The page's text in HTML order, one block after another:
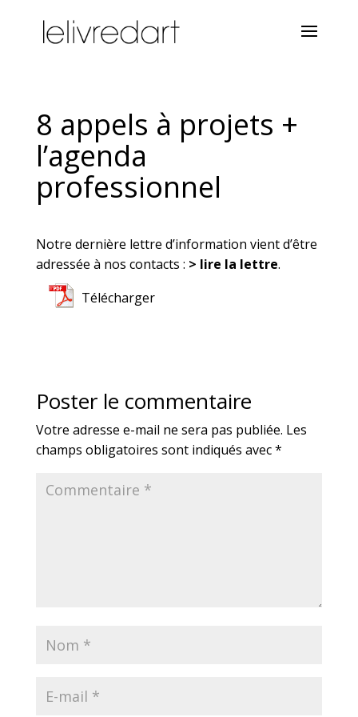
8 appels à projets +
l’agenda
professionnel
Notre dernière lettre d’information vient d’être
adressée à nos contacts : > lire la lettre.
Télécharger
Poster le commentaire
Votre adresse e-mail ne sera pas publiée. Les
champs obligatoires sont indiqués avec*